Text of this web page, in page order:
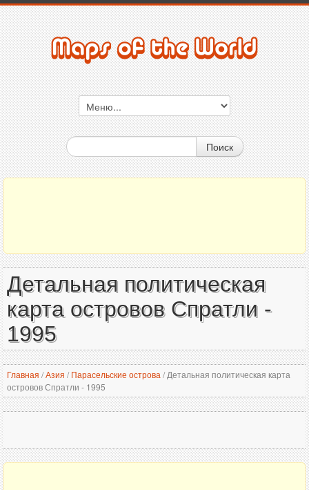
Поиск
Детальная политическая
карта островов Спратли -
1995
Главная /Азия / Парасельские острова /Детальная политическая карта
островов Спратли - 1995